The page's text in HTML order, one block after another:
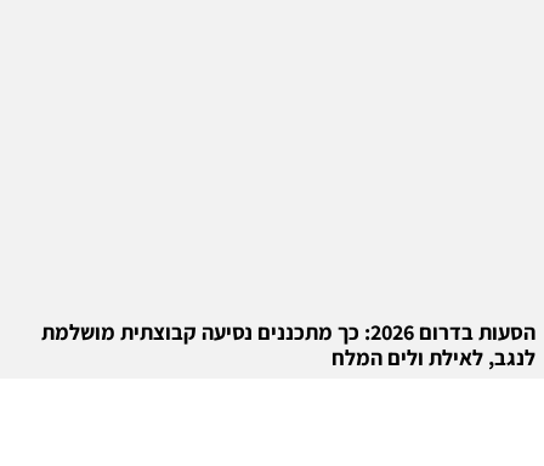
הסעות בדרום 2026: כך מתכננים נסיעה קבוצתית מושלמת
לנגב, לאילת ולים המלח